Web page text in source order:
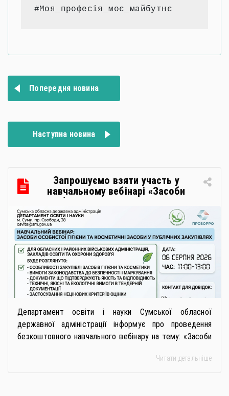
#Моя_професія_моє_майбутнє
Навігація
записів
Попередня новина
Наступна новина
Запрошуємо взяти участь у
навчальному вебінарі «Засоби
особистої гігієни та косметичні
засоби у публічних закупівлях: як
сформувати вимоги та обрати
безпечну і якісну продукцію»
Департамент освіти і науки Сумської обласної
державної адміністрації інформує про проведення
безкоштовного навчального вебінару на тему: «Засоби
закупівлях: як сформувати вимоги та обрати безпечну і
Читати детальніше